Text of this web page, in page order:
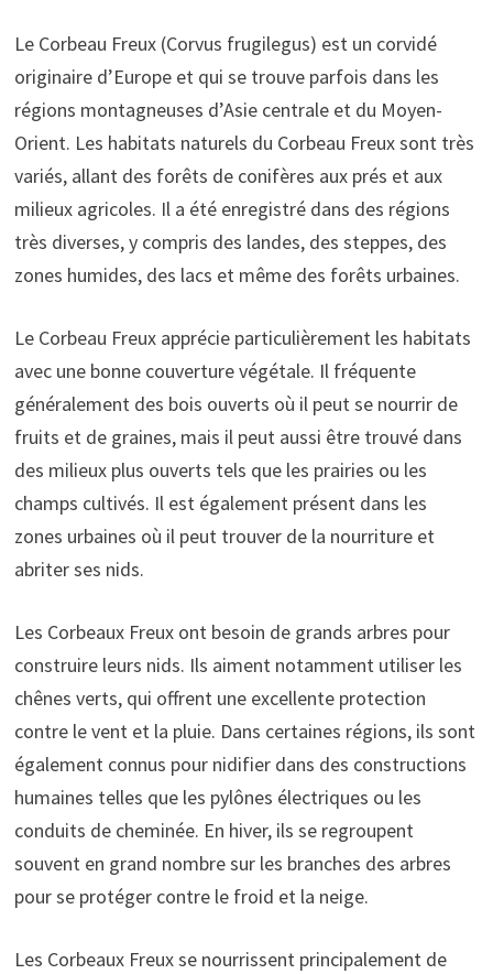
Le Corbeau Freux (Corvus frugilegus) est un corvidé
originaire d’Europe et qui se trouve parfois dans les
régions montagneuses d’Asie centrale et du Moyen-
Orient. Les habitats naturels du Corbeau Freux sont très
variés, allant des forêts de conifères aux prés et aux
milieux agricoles. Il a été enregistré dans des régions
très diverses, y compris des landes, des steppes, des
zones humides, des lacs et même des forêts urbaines.
Le Corbeau Freux apprécie particulièrement les habitats
avec une bonne couverture végétale. Il fréquente
généralement des bois ouverts où il peut se nourrir de
fruits et de graines, mais il peut aussi être trouvé dans
des milieux plus ouverts tels que les prairies ou les
champs cultivés. Il est également présent dans les
zones urbaines où il peut trouver de la nourriture et
abriter ses nids.
Les Corbeaux Freux ont besoin de grands arbres pour
construire leurs nids. Ils aiment notamment utiliser les
chênes verts, qui offrent une excellente protection
contre le vent et la pluie. Dans certaines régions, ils sont
également connus pour nidifier dans des constructions
humaines telles que les pylônes électriques ou les
conduits de cheminée. En hiver, ils se regroupent
souvent en grand nombre sur les branches des arbres
pour se protéger contre le froid et la neige.
Les Corbeaux Freux se nourrissent principalement de